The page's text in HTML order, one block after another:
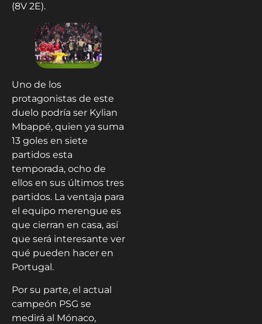
(8V 2E).
Uno de los
protagonistas de este
duelo podría ser Kylian
Mbappé, quien ya suma
13 goles en siete
partidos esta
temporada, ocho de
ellos en sus últimos tres
partidos. La ventaja para
el equipo merengue es
que cierran en casa, así
que será interesante ver
qué pueden hacer en
Portugal.
Por su parte, el actual
campeón PSG se
medirá al Mónaco,